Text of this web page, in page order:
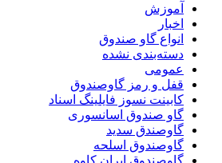
آموزش
اخبار
انواع گاو صندوق
دسته‌بندی نشده
عمومی
قفل و رمز گاوصندوق
کابینت نسوز فایلینگ اسناد
گاو صندوق اسانسوری
گاوصندق سدید
گاوصندوق اسلحه
گاوصندوق ایران کاوه